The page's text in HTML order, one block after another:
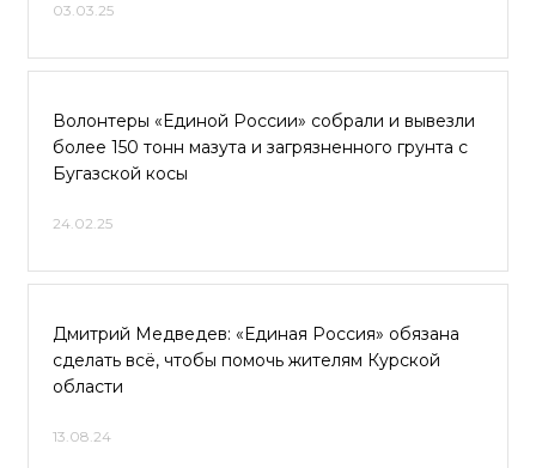
03.03.25
Волонтеры «Единой России» собрали и вывезли
более 150 тонн мазута и загрязненного грунта с
Бугазской косы
24.02.25
Дмитрий Медведев: «Единая Россия» обязана
сделать всё, чтобы помочь жителям Курской
области
13.08.24